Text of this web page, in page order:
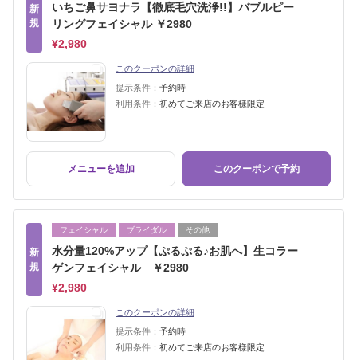
新
規
いちご鼻サヨナラ【徹底毛穴洗浄!!】バブルピー
リングフェイシャル ￥2980
¥2,980
このクーポンの詳細
提示条件： 予約時
利用条件： 初めてご来店のお客様限定
メニューを追加 このクーポンで予約
新
規
フェイシャル ブライダル その他
水分量120%アップ【ぷるぷる♪お肌へ】生コラー
ゲンフェイシャル ￥2980
¥2,980
このクーポンの詳細
提示条件： 予約時
利用条件： 初めてご来店のお客様限定